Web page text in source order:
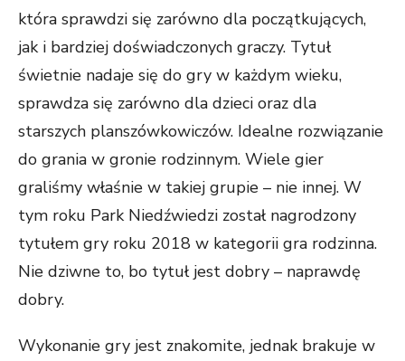
która sprawdzi się zarówno dla początkujących,
jak i bardziej doświadczonych graczy. Tytuł
świetnie nadaje się do gry w każdym wieku,
sprawdza się zarówno dla dzieci oraz dla
starszych planszówkowiczów. Idealne rozwiązanie
do grania w gronie rodzinnym. Wiele gier
graliśmy właśnie w takiej grupie – nie innej. W
tym roku Park Niedźwiedzi został nagrodzony
tytułem gry roku 2018 w kategorii gra rodzinna.
Nie dziwne to, bo tytuł jest dobry – naprawdę
dobry.
Wykonanie gry jest znakomite, jednak brakuje w